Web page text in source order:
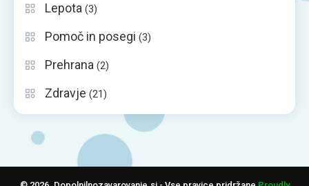
Lepota (3)
Pomoč in posegi (3)
Prehrana (2)
Zdravje (21)